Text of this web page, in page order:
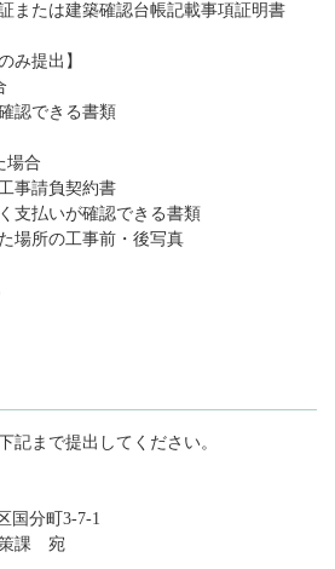
または建築確認台帳記載事項証明書
み提出】
認できる書類
場合
事請負契約書
支払いが確認できる書類
場所の工事前・後写真
記まで提出してください。
国分町3-7-1
策課 宛